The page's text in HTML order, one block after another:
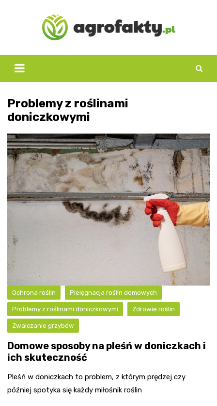
Problemy z roślinami
doniczkowymi
Ochrona roślin Pielęgnacja roślin domowych
Problemy z roślinami doniczkowymi Zdrowie roślin
Zwalczanie grzybów
Domowe sposoby na pleśń w doniczkach i
ich skuteczność
Pleśń w doniczkach to problem, z którym prędzej czy
później spotyka się każdy miłośnik roślin